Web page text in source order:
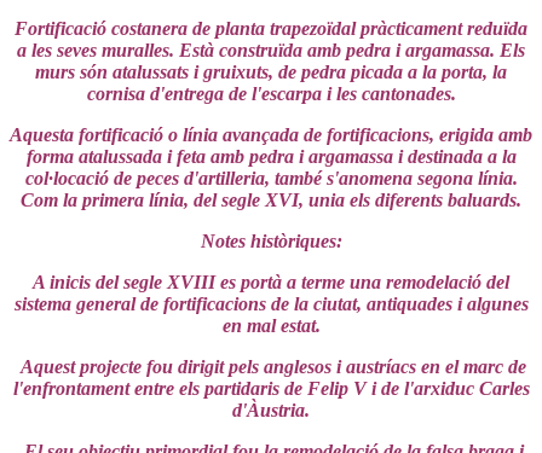
Fortificació costanera de planta trapezoïdal pràcticament reduïda
a les seves muralles. Està construïda amb pedra i argamassa. Els
murs són atalussats i gruixuts, de pedra picada a la porta, la
cornisa d'entrega de l'escarpa i les cantonades.
Aquesta fortificació o línia avançada de fortificacions, erigida amb
forma atalussada i feta amb pedra i argamassa i destinada a la
col·locació de peces d'artilleria, també s'anomena segona línia.
Com la primera línia, del segle XVI, unia els diferents baluards.
Notes històriques:
A inicis del segle XVIII es portà a terme una remodelació del
sistema general de fortificacions de la ciutat, antiquades i algunes
en mal estat.
Aquest projecte fou dirigit pels anglesos i austríacs en el marc de
l'enfrontament entre els partidaris de Felip V i de l'arxiduc Carles
d'Àustria.